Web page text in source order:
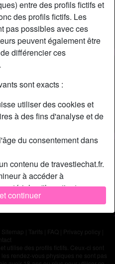
entre des profils fictifs et
des profils fictifs. Les
pas possibles avec ces
peuvent également être
différencier ces
.
sont exacts :
utiliser des cookies et
à des fins d'analyse et de
du consentement dans
contenu de travestiechat.fr.
à accéder à
qu'il contient.
ou télécharge sur
à mon usage personnel et
les fournisseurs de ce
de le visualiser ou de
continuer
chatDiscuter !
43
Alpes-Maritimes
Homme
Sitemap Tarifs FAQ Privacy policy
utilise des profils fictifs. Ceux-ci sont
rendez-vous physiques ne sont pas